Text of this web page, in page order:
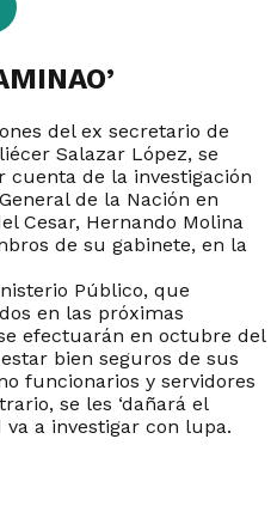
del ex secretario de
Salazar López, se
cuenta de la investigación
de la Nación en
Cesar, Hernando Molina
de su gabinete, en la
Público, que
en las próximas
efectuarán en octubre del
bien seguros de sus
funcionarios y servidores
se les ‘dañará el
va a investigar con lupa.